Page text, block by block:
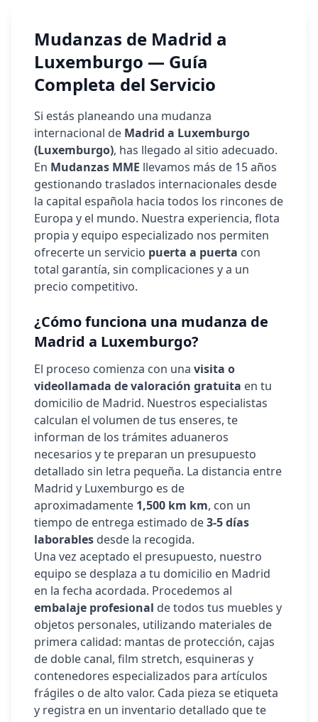
Mudanzas de Madrid a
Luxemburgo — Guía
Completa del Servicio
Si estás planeando una mudanza
internacional de Madrid a Luxemburgo
(Luxemburgo), has llegado al sitio adecuado.
En Mudanzas MME llevamos más de 15 años
gestionando traslados internacionales desde
la capital española hacia todos los rincones de
Europa y el mundo. Nuestra experiencia, flota
propia y equipo especializado nos permiten
ofrecerte un servicio puerta a puerta con
total garantía, sin complicaciones y a un
precio competitivo.
¿Cómo funciona una mudanza de
Madrid a Luxemburgo?
El proceso comienza con una visita o
videollamada de valoración gratuita en tu
domicilio de Madrid. Nuestros especialistas
calculan el volumen de tus enseres, te
informan de los trámites aduaneros
necesarios y te preparan un presupuesto
detallado sin letra pequeña. La distancia entre
Madrid y Luxemburgo es de
aproximadamente 1,500 km km, con un
tiempo de entrega estimado de3-5 días
laborables desde la recogida.
Una vez aceptado el presupuesto, nuestro
equipo se desplaza a tu domicilio en Madrid
en la fecha acordada. Procedemos al
embalaje profesional de todos tus muebles y
objetos personales, utilizando materiales de
primera calidad: mantas de protección, cajas
de doble canal, film stretch, esquineras y
contenedores especializados para artículos
frágiles o de alto valor. Cada pieza se etiqueta
y registra en un inventario detallado que te